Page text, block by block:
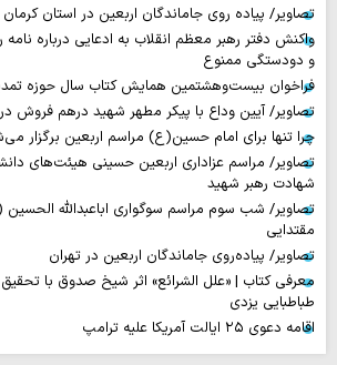
تصاویر/ پیاده روی جاماندگان اربعین در استان کرمان
واکنش دفتر رهبر معظم انقلاب به ادعایی درباره
و دودستگی ممنوع
فراخوان بیست‌وهشتمین همایش کتاب سال حوزه
تصاویر/ آیین وداع با پیکر مطهر شهید درهم فروش
چرا تنها برای امام حسین(ع) مراسم اربعین برگزار
تصاویر/ مراسم عزاداری اربعین حسینی هیئت‌های
شهادت رهبر شهید
تصاویر/ شب سوم مراسم سوگواری اباعبدالله
مقتدایی
تصاویر/ پیاده‌روی جاماندگان اربعین در تهران
معرفی کتاب | «علل الشرائع» اثر شیخ صدوق با تحقیق
طباطبایی یزدی
اقامه دعوی ۲۵ ایالت آمریکا علیه ترامپ